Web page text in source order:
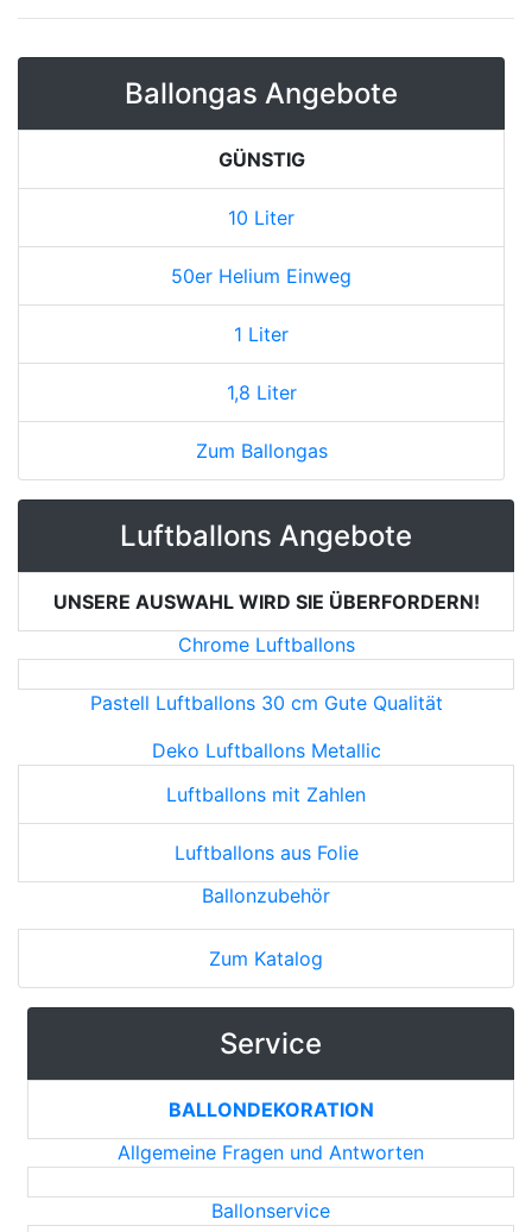
Ballongas Angebote
GÜNSTIG
10 Liter
50er Helium Einweg
1 Liter
1,8 Liter
Zum Ballongas
Luftballons Angebote
UNSERE AUSWAHL WIRD SIE ÜBERFORDERN!
Chrome Luftballons
Pastell Luftballons 30 cm Gute Qualität
Deko Luftballons Metallic
Luftballons mit Zahlen
Luftballons aus Folie
Ballonzubehör
Zum Katalog
Service
BALLONDEKORATION
Allgemeine Fragen und Antworten
Ballonservice